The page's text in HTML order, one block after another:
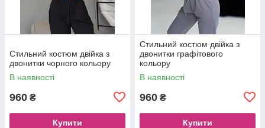
Стильний костюм двійка з
двонитки чорного кольору
В наявності
960 ₴
Купити
Стильний костюм двійка з
двонитки графітового
кольору
В наявності
960 ₴
Купити